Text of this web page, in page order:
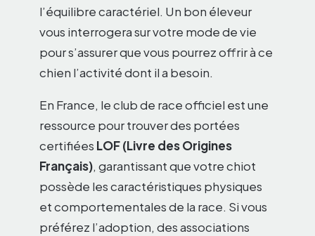
l’équilibre caractériel. Un bon éleveur
vous interrogera sur votre mode de vie
pour s’assurer que vous pourrez offrir à ce
chien l’activité dont il a besoin.
En France, le club de race officiel est une
ressource pour trouver des portées
certifiées LOF (Livre des Origines
Français), garantissant que votre chiot
possède les caractéristiques physiques
et comportementales de la race. Si vous
préférez l’adoption, des associations